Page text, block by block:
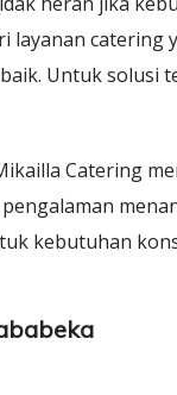
layanan catering
Untuk solusi
Catering
kebutuhan